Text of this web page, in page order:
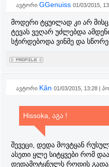
ავტორი GGenuiss 01/03/2015,
მოდერი ტყუილად კი არ
ტევას ვეღარ უძლებდა
სჭირდებოდა ვინმე და
ავტორი Kân 01/03/2015, 13:28 |
Hissoka, აგა !
შევეცი, დედა მოვტყან
ასეთი ყლე სიტყვები რომ
დედამოტყნულს როდის